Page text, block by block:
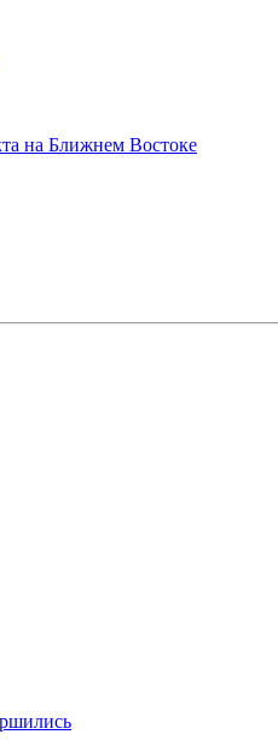
на Ближнем Востоке